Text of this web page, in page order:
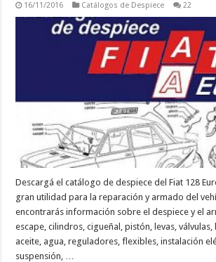
16/11/2016 Catálogos de Despiece 22
Descargá el catálogo de despiece del Fiat 128
gran utilidad para la reparación y armado del
encontrarás información sobre el despiece y el
escape, cilindros, cigueñal, pistón, levas,
aceite, agua, reguladores, flexibles, instalación
suspensión, …